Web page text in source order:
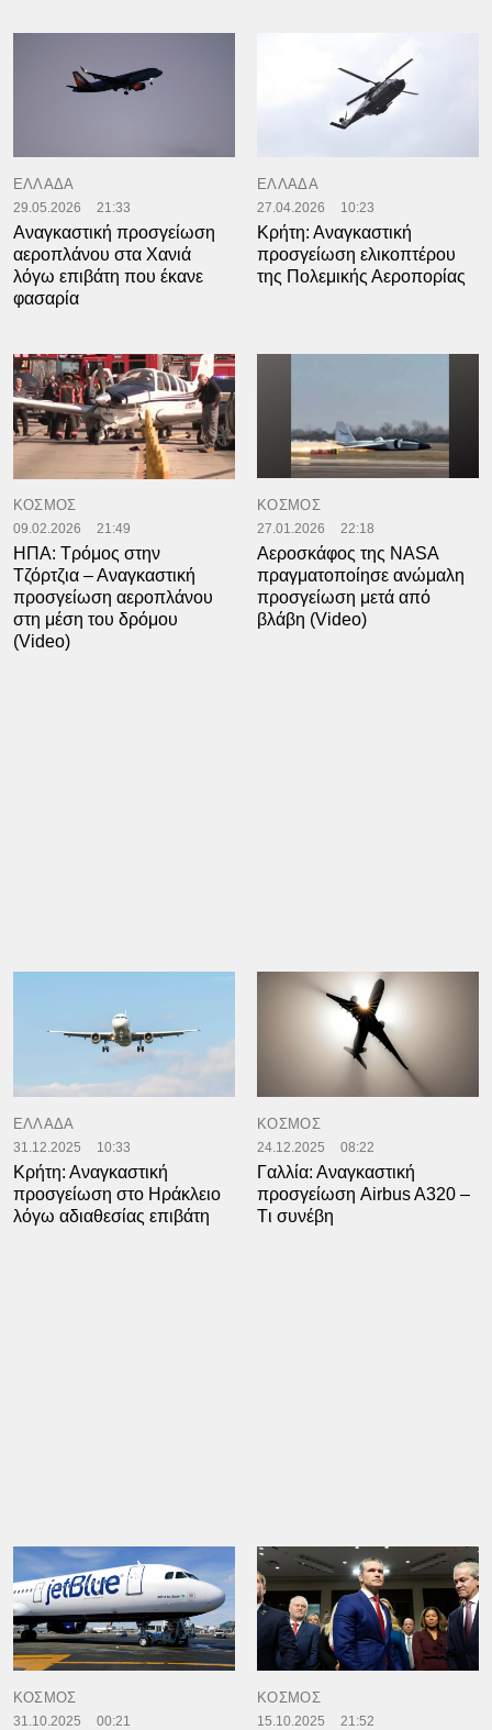
ΕΛΛΑΔΑ
29.05.2026 21:33
Αναγκαστική προσγείωση
αεροπλάνου στα Χανιά
λόγω επιβάτη που έκανε
φασαρία
ΕΛΛΑΔΑ
27.04.2026 10:23
Κρήτη: Αναγκαστική
προσγείωση ελικοπτέρου
της Πολεμικής Αεροπορίας
ΚΟΣΜΟΣ
09.02.2026 21:49
ΗΠΑ: Τρόμος στην
Τζόρτζια – Αναγκαστική
προσγείωση αεροπλάνου
στη μέση του δρόμου
(Video)
ΚΟΣΜΟΣ
27.01.2026 22:18
Aεροσκάφος της NASA
πραγματοποίησε ανώμαλη
προσγείωση μετά από
βλάβη (Video)
ΕΛΛΑΔΑ
31.12.2025 10:33
Κρήτη: Αναγκαστική
προσγείωση στο Ηράκλειο
λόγω αδιαθεσίας επιβάτη
ΚΟΣΜΟΣ
24.12.2025 08:22
Γαλλία: Αναγκαστική
προσγείωση Airbus A320 –
Tι συνέβη
ΚΟΣΜΟΣ
31.10.2025 00:21
ΚΟΣΜΟΣ
15.10.2025 21:52